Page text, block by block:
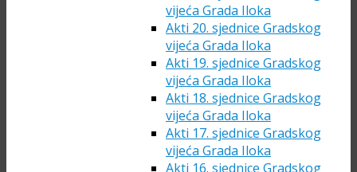
vijeća Grada Iloka
Akti 20. sjednice Gradskog
vijeća Grada Iloka
Akti 19. sjednice Gradskog
vijeća Grada Iloka
Akti 18. sjednice Gradskog
vijeća Grada Iloka
Akti 17. sjednice Gradskog
vijeća Grada Iloka
Akti 16. sjednice Gradskog